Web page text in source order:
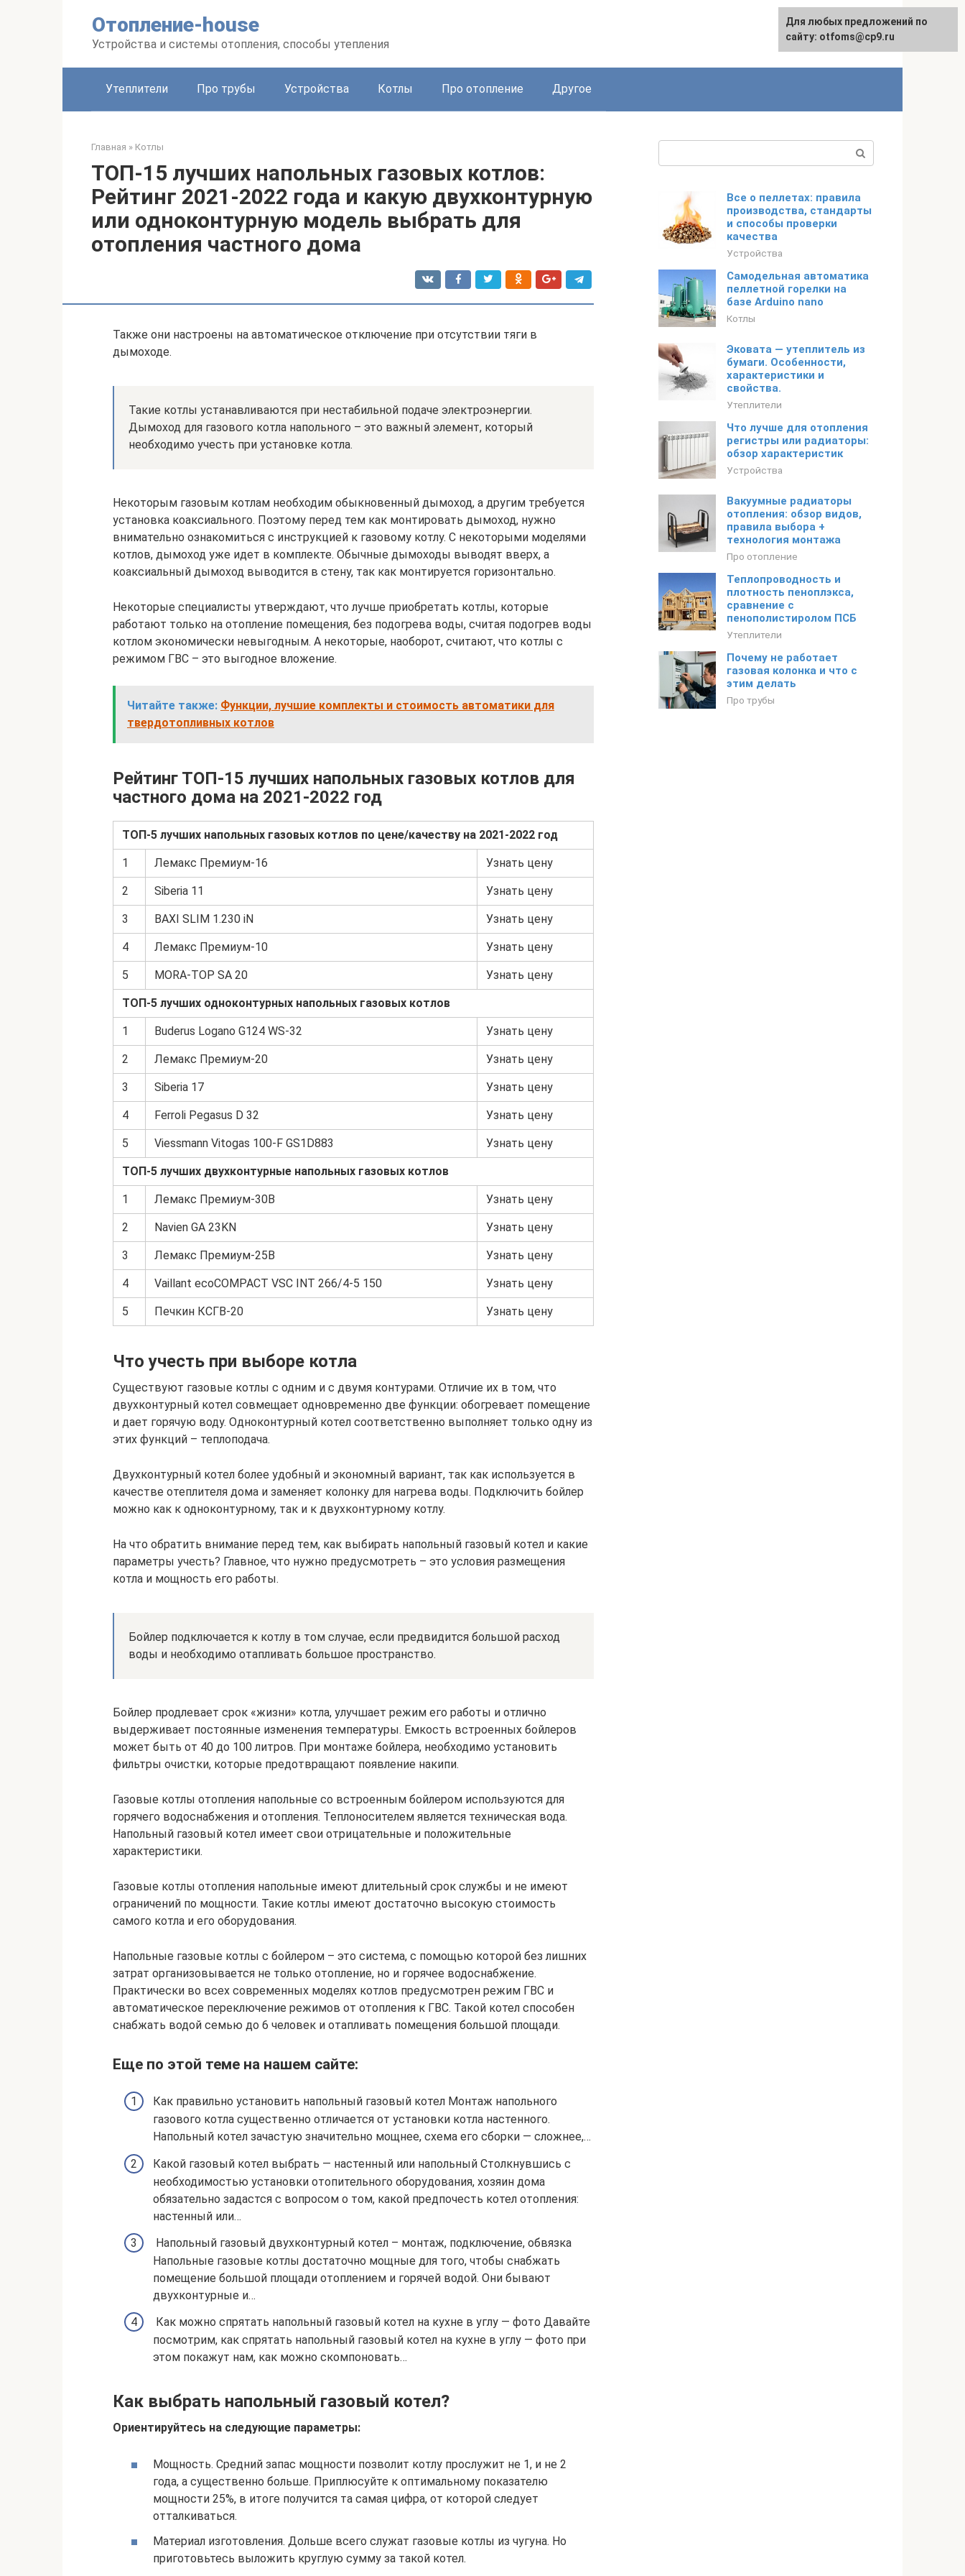
Отопление-house
Устройства и системы отопления, способы утепления
English
Утеплители Про трубы Устройства Котлы Про отопление Другое
Главная » Котлы
ТОП-15 лучших напольных газовых котлов:
Рейтинг 2021-2022 года и какую двухконтурную
или одноконтурную модель выбрать для
отопления частного дома
Также они настроены на автоматическое отключение при отсутствии тяги в
дымоходе.
Такие котлы устанавливаются при нестабильной подаче электроэнергии.
Дымоход для газового котла напольного – это важный элемент, который
необходимо учесть при установке котла.
Некоторым газовым котлам необходим обыкновенный дымоход, а другим требуется
установка коаксиального. Поэтому перед тем как монтировать дымоход, нужно
внимательно ознакомиться с инструкцией к газовому котлу. С некоторыми моделями
котлов, дымоход уже идет в комплекте. Обычные дымоходы выводят вверх, а
коаксиальный дымоход выводится в стену, так как монтируется горизонтально.
Некоторые специалисты утверждают, что лучше приобретать котлы, которые
работают только на отопление помещения, без подогрева воды, считая подогрев воды
котлом экономически невыгодным. А некоторые, наоборот, считают, что котлы с
режимом ГВС – это выгодное вложение.
Читайте также: Функции, лучшие комплекты и стоимость автоматики для
твердотопливных котлов
Рейтинг ТОП-15 лучших напольных газовых котлов для
частного дома на 2021-2022 год
ТОП-5 лучших напольных газовых котлов по цене/качеству на 2021-2022 год
1 Лемакс Премиум-16 Узнать цену
2 Siberia 11 Узнать цену
3 BAXI SLIM 1.230 iN Узнать цену
4 Лемакс Премиум-10 Узнать цену
5 MORA-TOP SA 20 Узнать цену
ТОП-5 лучших одноконтурных напольных газовых котлов
1 Buderus Logano G124 WS-32 Узнать цену
2 Лемакс Премиум-20 Узнать цену
3 Siberia 17 Узнать цену
4 Ferroli Pegasus D 32 Узнать цену
5 Viessmann Vitogas 100-F GS1D883 Узнать цену
ТОП-5 лучших двухконтурные напольных газовых котлов
1 Лемакс Премиум-30B Узнать цену
2 Navien GA 23KN Узнать цену
3 Лемакс Премиум-25B Узнать цену
4 Vaillant ecoCOMPACT VSC INT 266/4-5 150 Узнать цену
5 Печкин КСГВ-20 Узнать цену
Что учесть при выборе котла
Существуют газовые котлы с одним и с двумя контурами. Отличие их в том, что
двухконтурный котел совмещает одновременно две функции: обогревает помещение
и дает горячую воду. Одноконтурный котел соответственно выполняет только одну из
этих функций – теплоподача.
Двухконтурный котел более удобный и экономный вариант, так как используется в
качестве отеплителя дома и заменяет колонку для нагрева воды. Подключить бойлер
можно как к одноконтурному, так и к двухконтурному котлу.
На что обратить внимание перед тем, как выбирать напольный газовый котел и какие
параметры учесть? Главное, что нужно предусмотреть – это условия размещения
котла и мощность его работы.
Бойлер подключается к котлу в том случае, если предвидится большой расход
воды и необходимо отапливать большое пространство.
Бойлер продлевает срок «жизни» котла, улучшает режим его работы и отлично
выдерживает постоянные изменения температуры. Емкость встроенных бойлеров
может быть от 40 до 100 литров. При монтаже бойлера, необходимо установить
фильтры очистки, которые предотвращают появление накипи.
Газовые котлы отопления напольные со встроенным бойлером используются для
горячего водоснабжения и отопления. Теплоносителем является техническая вода.
Напольный газовый котел имеет свои отрицательные и положительные
характеристики.
Газовые котлы отопления напольные имеют длительный срок службы и не имеют
ограничений по мощности. Такие котлы имеют достаточно высокую стоимость
самого котла и его оборудования.
Напольные газовые котлы с бойлером – это система, с помощью которой без лишних
затрат организовывается не только отопление, но и горячее водоснабжение.
Практически во всех современных моделях котлов предусмотрен режим ГВС и
автоматическое переключение режимов от отопления к ГВС. Такой котел способен
снабжать водой семью до 6 человек и отапливать помещения большой площади.
Еще по этой теме на нашем сайте:
Как правильно установить напольный газовый котел Монтаж напольного
газового котла существенно отличается от установки котла настенного.
Напольный котел зачастую значительно мощнее, схема его сборки — сложнее,…
Какой газовый котел выбрать — настенный или напольный Столкнувшись с
необходимостью установки отопительного оборудования, хозяин дома
обязательно задастся с вопросом о том, какой предпочесть котел отопления:
настенный или…
Напольный газовый двухконтурный котел – монтаж, подключение, обвязка
Напольные газовые котлы достаточно мощные для того, чтобы снабжать
помещение большой площади отоплением и горячей водой. Они бывают
двухконтурные и…
Как можно спрятать напольный газовый котел на кухне в углу — фото Давайте
посмотрим, как спрятать напольный газовый котел на кухне в углу — фото при
этом покажут нам, как можно скомпоновать…
Как выбрать напольный газовый котел?
Ориентируйтесь на следующие параметры:
Мощность. Средний запас мощности позволит котлу прослужит не 1, и не 2
года, а существенно больше. Приплюсуйте к оптимальному показателю
мощности 25%, в итоге получится та самая цифра, от которой следует
отталкиваться.
Материал изготовления. Дольше всего служат газовые котлы из чугуна. Но
приготовьтесь выложить круглую сумму за такой котел.
Все о пеллетах: правила
производства, стандарты
и способы проверки
качества
Устройства
Cамодельная автоматика
пеллетной горелки на
базе Arduino nano
Котлы
Эковата — утеплитель из
бумаги. Особенности,
характеристики и
свойства.
Утеплители
Что лучше для отопления
регистры или радиаторы:
обзор характеристик
Устройства
Вакуумные радиаторы
отопления: обзор видов,
правила выбора +
технология монтажа
Про отопление
Теплопроводность и
плотность пеноплэкса,
сравнение с
пенополистиролом ПСБ
Утеплители
Почему не работает
газовая колонка и что с
этим делать
Про трубы
Для любых предложений по
сайту: otfoms@cp9.ru